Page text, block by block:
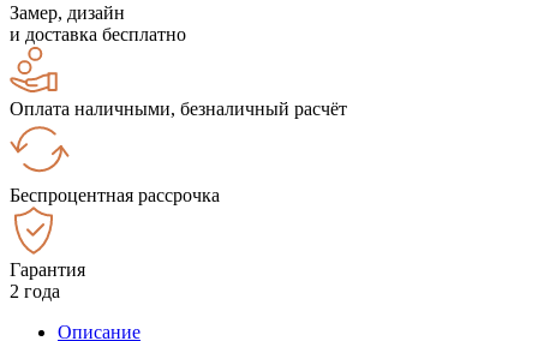
Замер, дизайн
и доставка бесплатно
Оплата наличными, безналичный расчёт
Беспроцентная рассрочка
Гарантия
2 года
Описание